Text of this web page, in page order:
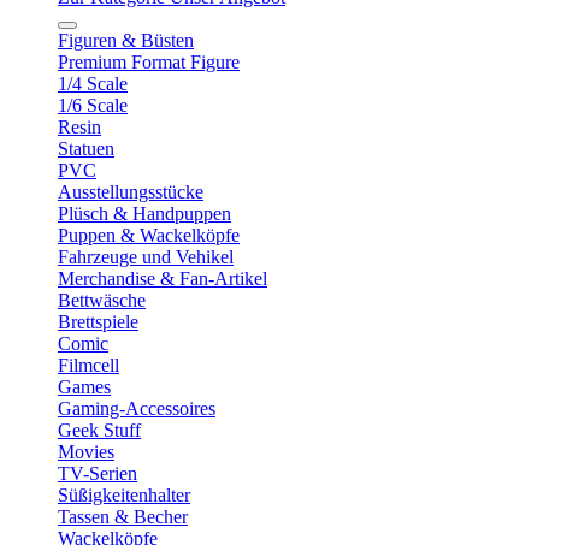
Figuren & Büsten
Premium Format Figure
1/4 Scale
1/6 Scale
Resin
Statuen
PVC
Ausstellungsstücke
Plüsch & Handpuppen
Puppen & Wackelköpfe
Fahrzeuge und Vehikel
Merchandise & Fan-Artikel
Bettwäsche
Brettspiele
Comic
Filmcell
Games
Gaming-Accessoires
Geek Stuff
Movies
TV-Serien
Süßigkeitenhalter
Tassen & Becher
Wackelköpfe